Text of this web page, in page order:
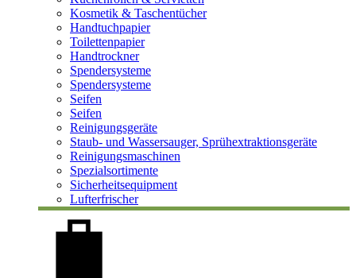
Kosmetik & Taschentücher
Handtuchpapier
Toilettenpapier
Handtrockner
Spendersysteme
Spendersysteme
Seifen
Seifen
Reinigungsgeräte
Staub- und Wassersauger, Sprühextraktionsgeräte
Reinigungsmaschinen
Spezialsortimente
Sicherheitsequipment
Lufterfrischer